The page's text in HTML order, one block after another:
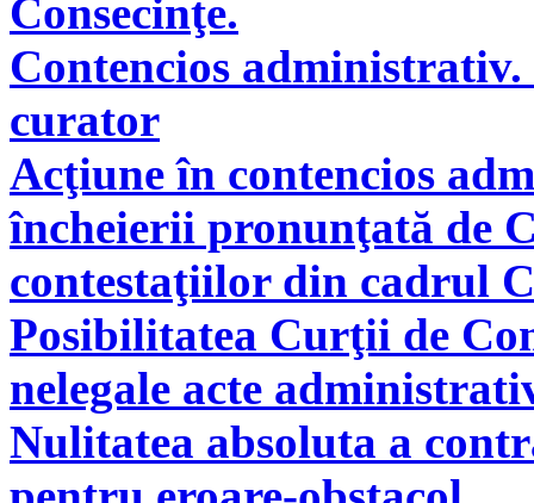
Consecinţe.
Contencios
curator
Acţiune în contencios
încheierii pronunţată de
contestaţiilor din cadrul
Posibilitatea Curţii de
nelegale acte
Nulitatea absoluta a